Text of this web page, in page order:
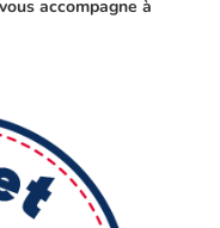
accompagne à